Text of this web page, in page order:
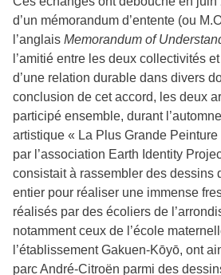
d’un mémorandum d’entente (ou
l’anglais Memorandum of
l’amitié entre les deux collectivités
d’une relation durable dans divers
conclusion de cet accord, les deux
participé ensemble, durant
artistique « La Plus Grande
par l’association Earth Identity
consistait à rassembler des dessins
entier pour réaliser une immense
réalisés par des écoliers de
notamment ceux de l’école
l’établissement Gakuen-Kōyō, ont
parc André-Citroën parmi des